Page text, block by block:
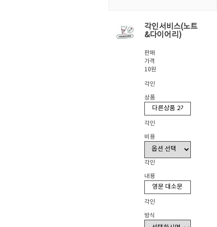
각인서비스(노트
&다이어리)
판매
가격
10원
각인
상품
각인
비용
각인
내용
각인
방식